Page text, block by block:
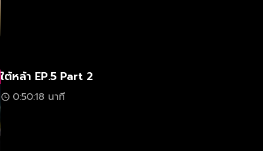
ใต้หล้า EP.5 Part 2
0:50:18 นาที